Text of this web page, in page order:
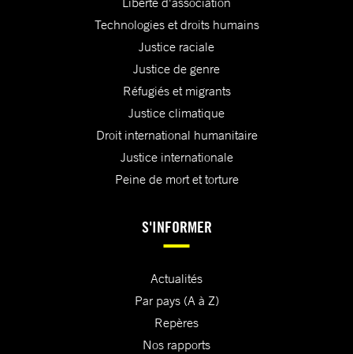
Technologies et droits humains
Justice raciale
Justice de genre
Réfugiés et migrants
Justice climatique
Droit international humanitaire
Justice internationale
Peine de mort et torture
S'INFORMER
Actualités
Par pays (A à Z)
Repères
Nos rapports